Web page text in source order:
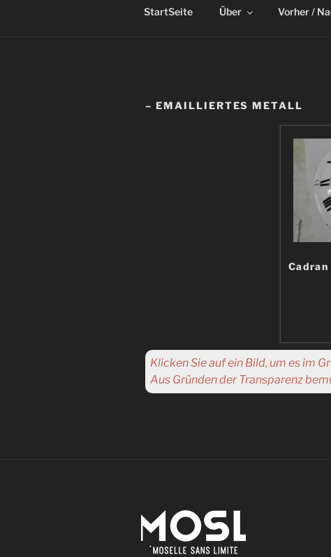
StartSeite Über Vorher /
– EMAILLIERTES METALL
Cadran
Klicken Sie auf ein Bild, um es im
Aus Gründen der Transparenz